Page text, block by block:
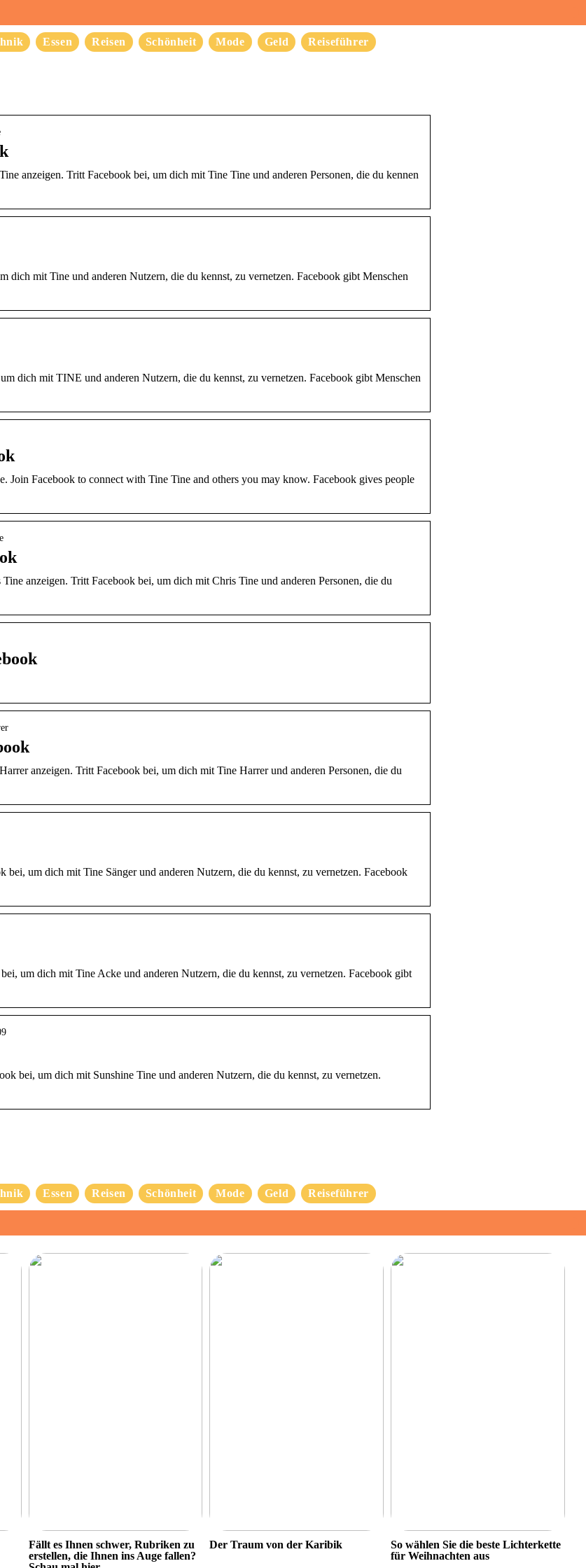
Essen Reisen Schönheit Mode Geld Reiseführer
anzeigen. Tritt Facebook bei, um dich mit Tine Tine und anderen Personen, die du kennen
dich mit Tine und anderen Nutzern, die du kennst, zu vernetzen. Facebook gibt Menschen
dich mit TINE und anderen Nutzern, die du kennst, zu vernetzen. Facebook gibt Menschen
Join Facebook to connect with Tine Tine and others you may know. Facebook gives people
anzeigen. Tritt Facebook bei, um dich mit Chris Tine und anderen Personen, die du
anzeigen. Tritt Facebook bei, um dich mit Tine Harrer und anderen Personen, die du
bei, um dich mit Tine Sänger und anderen Nutzern, die du kennst, zu vernetzen. Facebook
um dich mit Tine Acke und anderen Nutzern, die du kennst, zu vernetzen. Facebook gibt
bei, um dich mit Sunshine Tine und anderen Nutzern, die du kennst, zu vernetzen.
Essen Reisen Schönheit Mode Geld Reiseführer
Fällt es Ihnen schwer, Rubriken zu
erstellen, die Ihnen ins Auge fallen?
Der Traum von der Karibik
So wählen Sie die beste Lichterkette
für Weihnachten aus